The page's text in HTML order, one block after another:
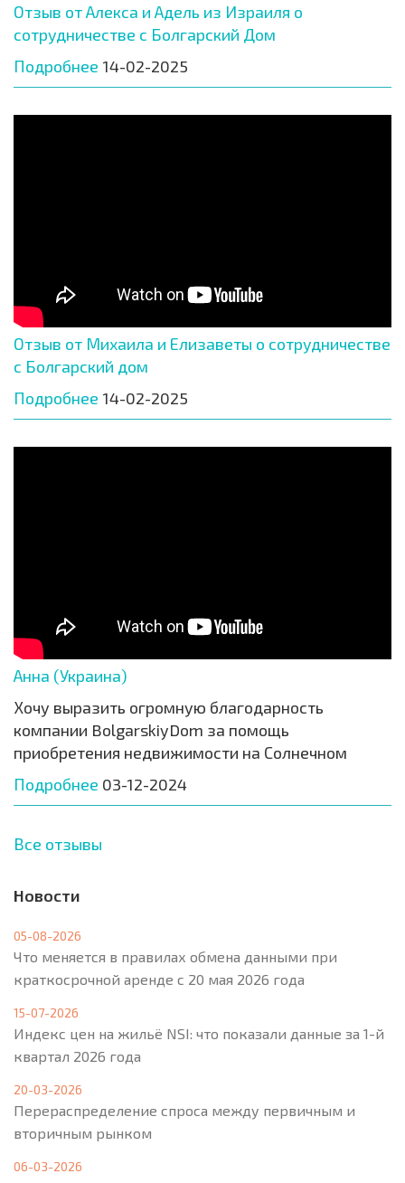
Отзыв от Алекса и Адель из Израиля о
сотрудничестве с Болгарский Дом
Подробнее 14-02-2025
Отзыв от Михаила и Елизаветы о сотрудничестве
с Болгарский дом
Подробнее 14-02-2025
Анна (Украина)
Хочу выразить огромную благодарность
компании BolgarskiyDom за помощь
приобретения недвижимости на Солнечном
Подробнее 03-12-2024
Все отзывы
Новости
05-08-2026
Что меняется в правилах обмена данными при
краткосрочной аренде с 20 мая 2026 года
15-07-2026
Индекс цен на жильё NSI: что показали данные за 1-й
квартал 2026 года
20-03-2026
Перераспределение спроса между первичным и
вторичным рынком
06-03-2026